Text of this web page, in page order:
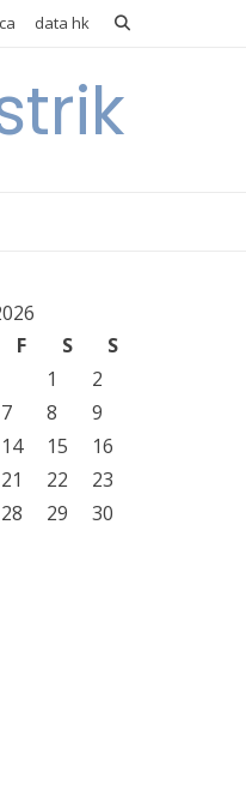
data hk
F S
S
1
2
7 8
9
14 15
16
21 22
23
28 29
30